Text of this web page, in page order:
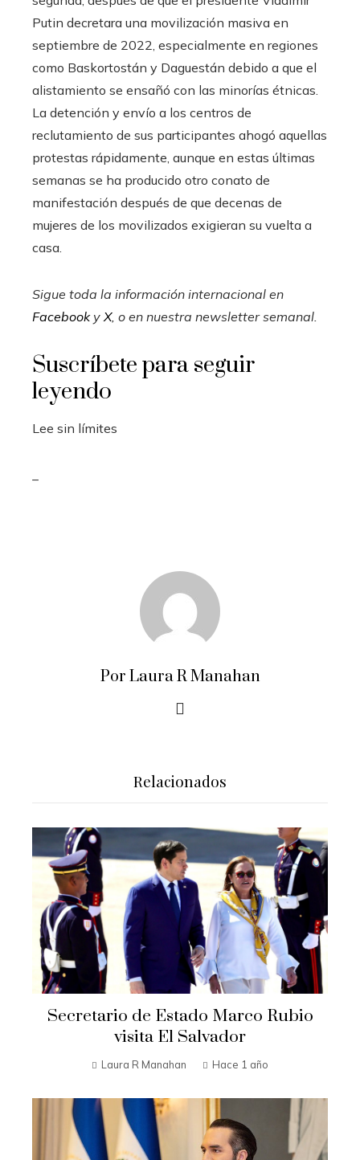
Putin decretara una movilización masiva en
septiembre de 2022, especialmente en regiones
como Baskortostán y Daguestán debido a que el
alistamiento se ensañó con las minorías étnicas.
La detención y envío a los centros de
reclutamiento de sus participantes ahogó aquellas
protestas rápidamente, aunque en estas últimas
semanas se ha producido otro conato de
manifestación después de que decenas de
mujeres de los movilizados exigieran su vuelta a
casa.
Sigue toda la información internacional en
Facebooky X, o en nuestra newsletter semanal
Suscríbete para seguir
leyendo
Lee sin límites
Por Laura R Manahan
Relacionados
Secretario de Estado Marco Rubio
visita El Salvador
Laura R Manahan Hace 1 año